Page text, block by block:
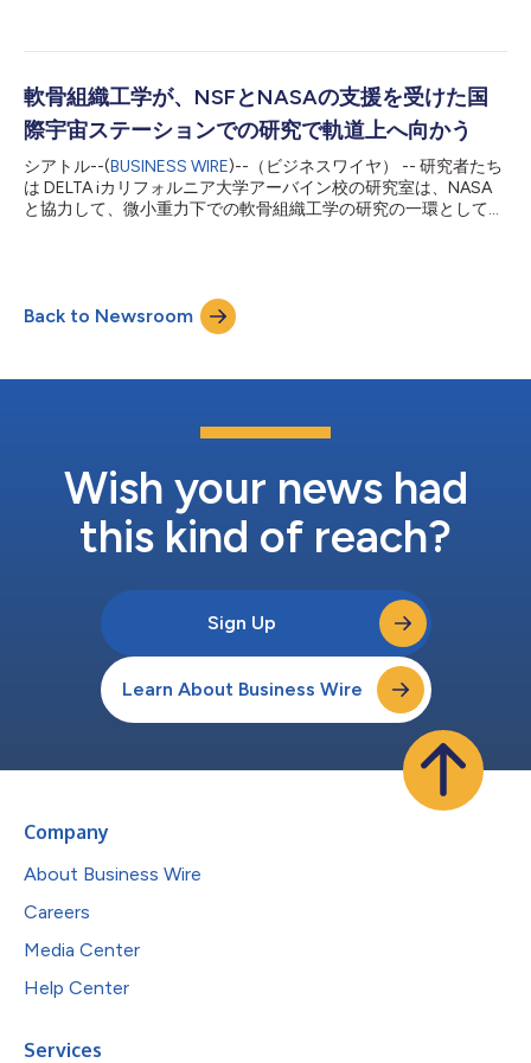
ィが加入したことを発表しました。今回の提携により、オースト
品質でスケーラブルなシングルセル・シーケンシングへのアクセ
スが拡大することになります。 ガーバンはオーストラリアを代
表する医学研究機関の一つであり、ガーバンのゲノミクス・プラ
ットフォームは、細胞の選別、捕捉、そしてシーケンシングにお
いて豊富な経験を有しています。認定サービスプロバイダーとし
て、ガーバンは、この地域の研究者向けにパースの「Evercode
WT」キットを提供します。「パースのプロジェクトに対する要
軟骨組織工学が、NSFとNASAの支援を受けた国
際宇宙ステーションでの研究で軌道上へ向かう
シアトル--(BUSINESS WIRE)--（ビジネスワイヤ） -- 研究者たち
は DELTA iカリフォルニア大学アーバイン校の研究室は、NASA
と協力して、微小重力下での軟骨組織工学の研究の一環として、
助成金によるこの前例のない研究は、本日Parse Biosciencesによ
って発表され、軟骨損傷に苦しむ世界中の何億人もの人々への治
療法の進歩を目指しています。 軟骨損傷は深刻な痛みと機能障
修復または再生できるインプラントの必要性は数十年にわたり満
力は実験室での軟骨組織の形成を妨げる可能性がある。微小重力
はこの問題を克服するのに役立つ可能性があり、軌道上で人工的
る可能性を示唆する研究が増えている。 カリフォルニ...
Back to Newsroom
Wish your news had
this kind of reach?
Sign Up
Learn About Business Wire
Company
About Business Wire
Careers
Media Center
Help Center
Services